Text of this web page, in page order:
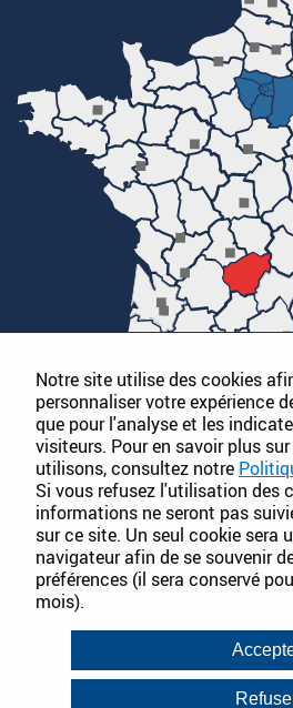
PLAN DU SITE
SOCIÉTÉ
CATALOGUES
Notre site utilise des cookies
personnaliser votre expérience
que pour l'analyse et les
visiteurs. Pour en savoir plus
utilisons, consultez notre
Si vous refusez l'utilisation des
informations ne seront pas
sur ce site. Un seul cookie sera
navigateur afin de se souvenir
préférences (il sera conservé
mois).